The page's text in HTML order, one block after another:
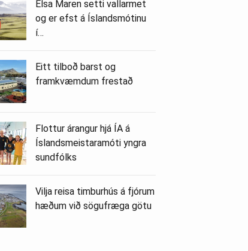
Elsa Maren setti vallarmet
og er efst á Íslandsmótinu
í…
Eitt tilboð barst og
framkvæmdum frestað
Flottur árangur hjá ÍA á
Íslandsmeistaramóti yngra
sundfólks
Vilja reisa timburhús á fjórum
hæðum við sögufræga götu